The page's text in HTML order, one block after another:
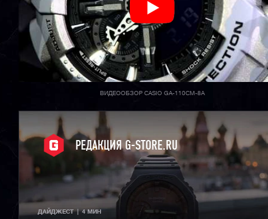
ВИДЕООБЗОР CASIO GA-110CM-8A
РЕДАКЦИЯ G-STORE.RU
ДАЙДЖЕСТ  |  4 МИН